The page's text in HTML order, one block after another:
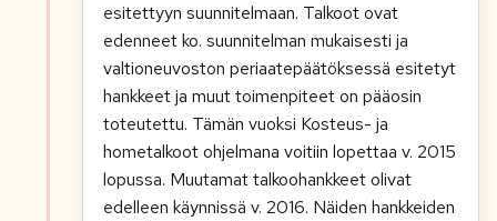
esitettyyn suunnitelmaan. Talkoot ovat
edenneet ko. suunnitelman mukaisesti ja
valtioneuvoston periaatepäätöksessä esitetyt
hankkeet ja muut toimenpiteet on pääosin
toteutettu. Tämän vuoksi Kosteus- ja
hometalkoot ohjelmana voitiin lopettaa v. 2015
lopussa. Muutamat talkoohankkeet olivat
edelleen käynnissä v. 2016. Näiden hankkeiden